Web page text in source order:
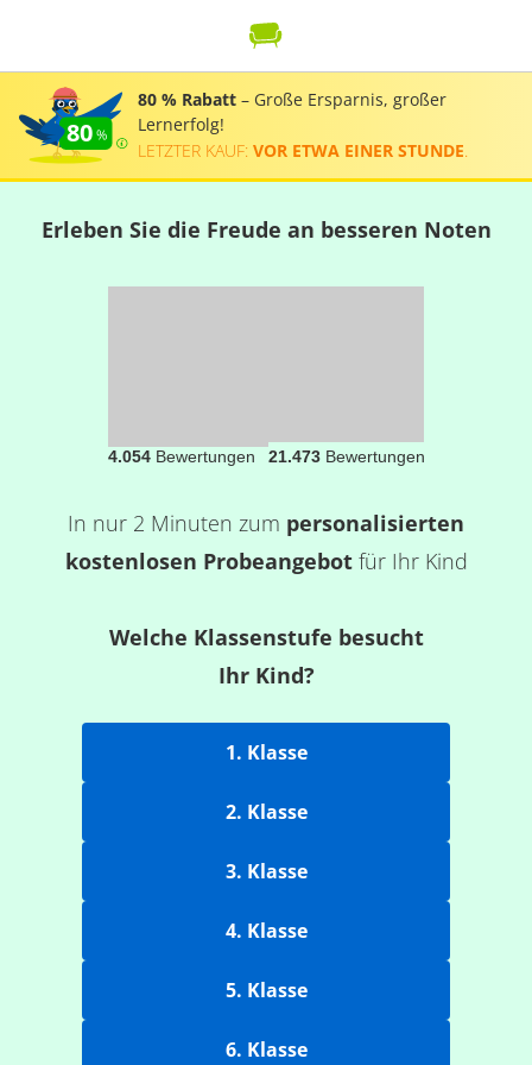
80
80 % Rabatt – Große Ersparnis, großer
Lernerfolg!
LETZTER KAUF: VOR ETWA EINER STUNDE
Erleben Sie die Freude an besseren Noten
4.054Bewertungen 21.473Bewertungen
In nur 2 Minuten zum personalisierten
kostenlosen Probeangebotfür Ihr Kind
Welche Klassenstufe besucht
Ihr Kind?
1. Klasse
2. Klasse
3. Klasse
4. Klasse
5. Klasse
6. Klasse